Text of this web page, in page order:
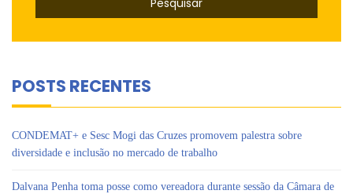
POSTS RECENTES
CONDEMAT+ e Sesc Mogi das Cruzes promovem palestra sobre
diversidade e inclusão no mercado de trabalho
Dalvana Penha toma posse como vereadora durante sessão da Câmara de